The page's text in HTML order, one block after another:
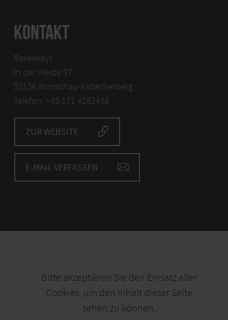
KONTAKT
Ravelways
In der Weide 37
52156 Monschau-Kalterherberg
Telefon: +49 171 4182458
ZUR WEBSITE
E-MAIL VERFASSEN
Bitte akzeptieren Sie den Einsatz aller
Cookies, um den Inhalt dieser Seite
sehen zu können.